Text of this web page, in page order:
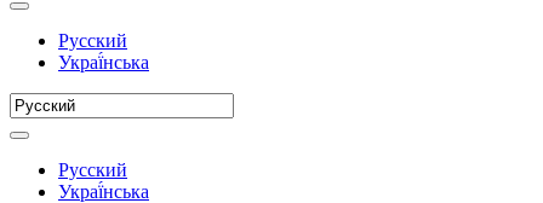
Русский
Украї́нська
Русский
Украї́нська